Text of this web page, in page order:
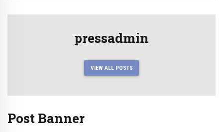
pressadmin
VIEW ALL POSTS
Post Banner